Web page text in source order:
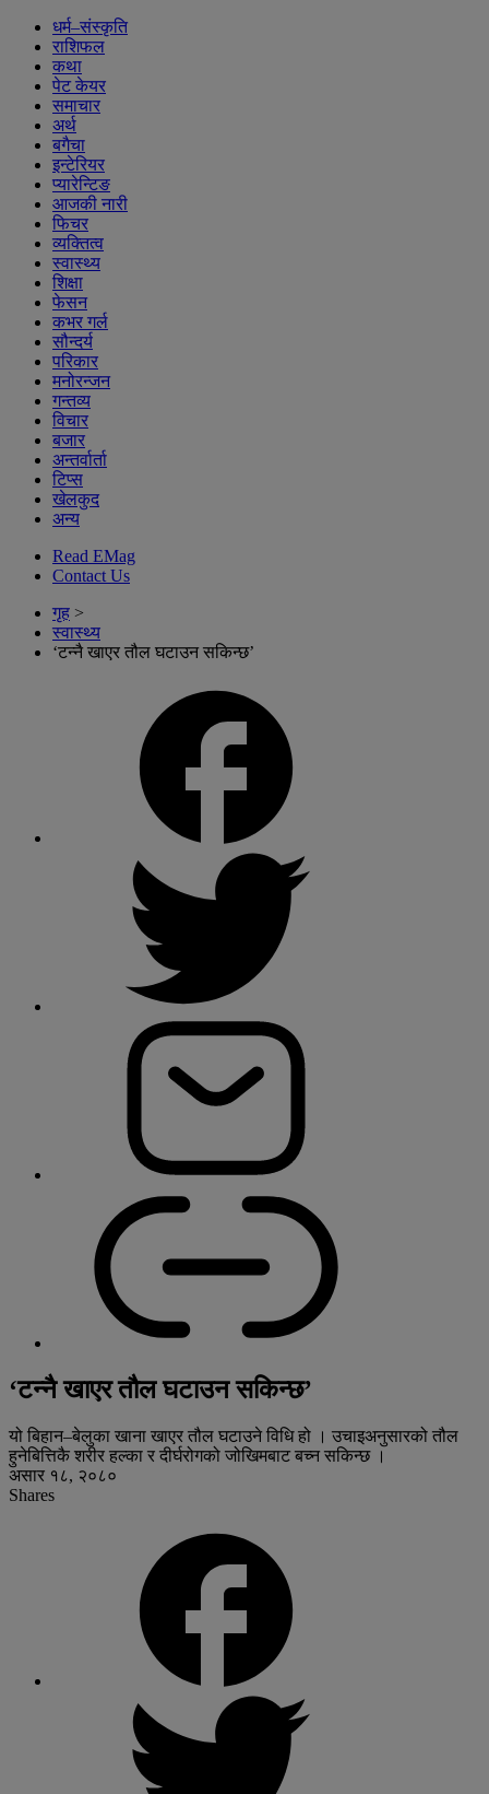
धर्म–संस्कृति
राशिफल
कथा
पेट केयर
समाचार
अर्थ
बगैचा
इन्टेरियर
प्यारेन्टिङ
आजकी नारी
फिचर
व्यक्तित्व
स्वास्थ्य
शिक्षा
फेसन
कभर गर्ल
सौन्दर्य
परिकार
मनोरन्जन
गन्तव्य
विचार
बजार
अन्तर्वार्ता
टिप्स
खेलकुद
अन्य
Read EMag
Contact Us
गृह >
स्वास्थ्य
‘टन्नै खाएर तौल घटाउन सकिन्छ’
‘टन्नै खाएर तौल घटाउन सकिन्छ’
यो बिहान–बेलुका खाना खाएर तौल घटाउने विधि हो । उचाइअनुसारको तौल
हुनेबित्तिकै शरीर हल्का र दीर्घरोगको जोखिमबाट बच्न सकिन्छ ।
असार १८, २०८०
Shares